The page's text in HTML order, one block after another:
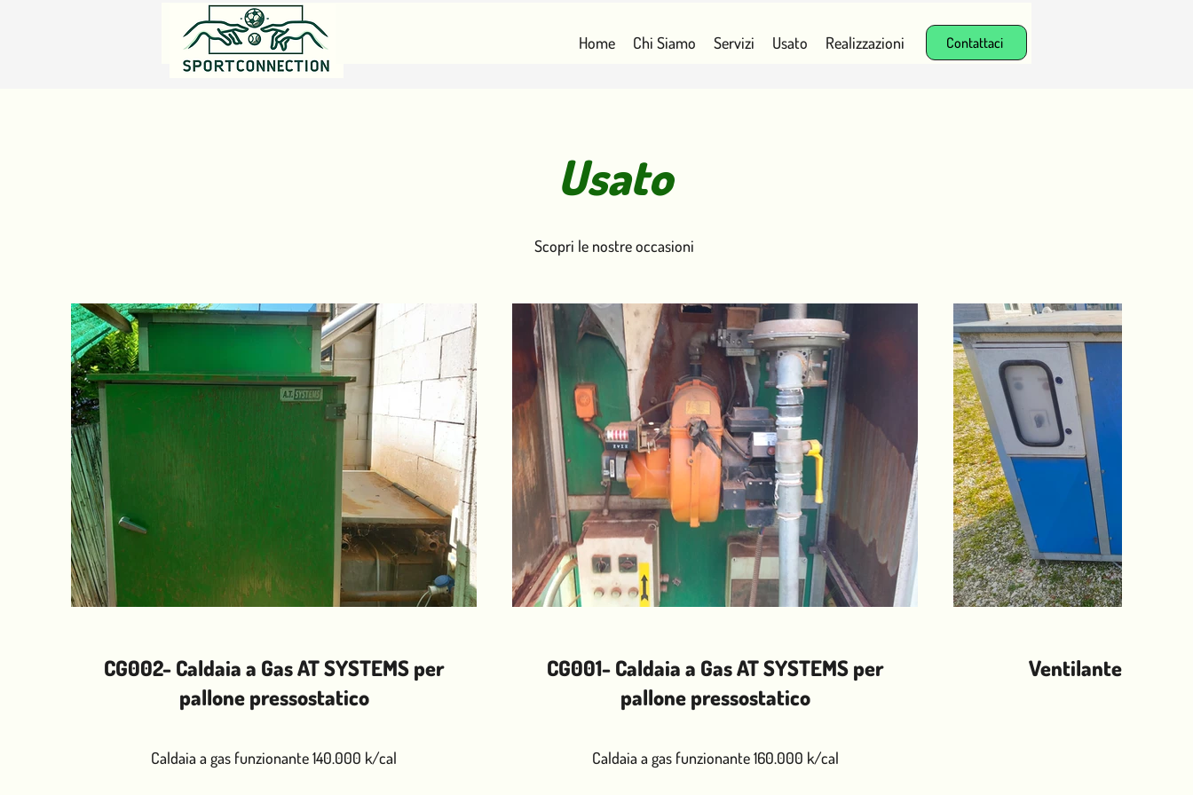
Home Chi Siamo Servizi Usato Realizzazioni Contattaci
Usato
Scopri le nostre occasioni
CG002- Caldaia a Gas AT SYSTEMS per
pallone pressostatico
Caldaia a gas funzionante 140.000 k/cal
CG001- Caldaia a Gas AT SYSTEMS per
pallone pressostatico
Caldaia a gas funzionante 160.000 k/cal
Ventilante per